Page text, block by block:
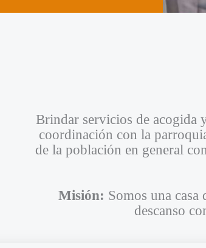
Brindar servicios de acogida
coordinación con la
de la población en general
Misión: Somos una casa
descanso